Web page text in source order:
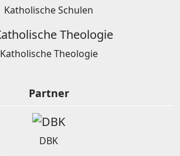
Katholische Schulen
Katholische Theologie
Partner
DBK